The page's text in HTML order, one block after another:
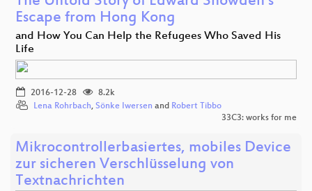
Escape from Hong Kong
and How You Can Help the Refugees Who Saved His
Life
2016-12-28
8.2k
Lena Rohrbach, Sönke Iwersen and Robert Tibbo
33C3: works for me
Mikrocontrollerbasiertes, mobiles Device
zur sicheren Verschlüsselung von
Textnachrichten